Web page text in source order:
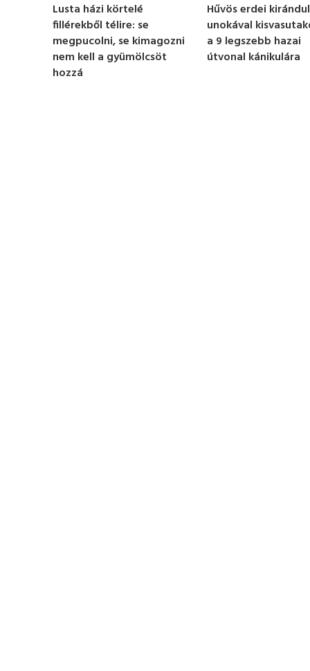
e
,
2
Lusta házi körtelé
fillérekből télire: se
megpucolni, se kimagozni
nem kell a gyümölcsöt
hozzá
Hűvös erdei
unokával
a 9 legszebb hazai
útvonal kánikulára